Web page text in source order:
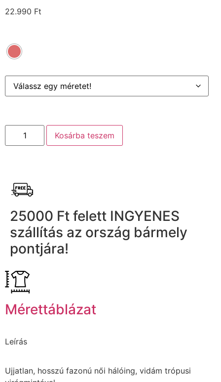
22.990 Ft
Kosárba teszem
25000 Ft felett INGYENES
szállítás az ország bármely
pontjára!
Mérettáblázat
Leírás
Ujjatlan, hosszú fazonú női hálóing, vidám trópusi